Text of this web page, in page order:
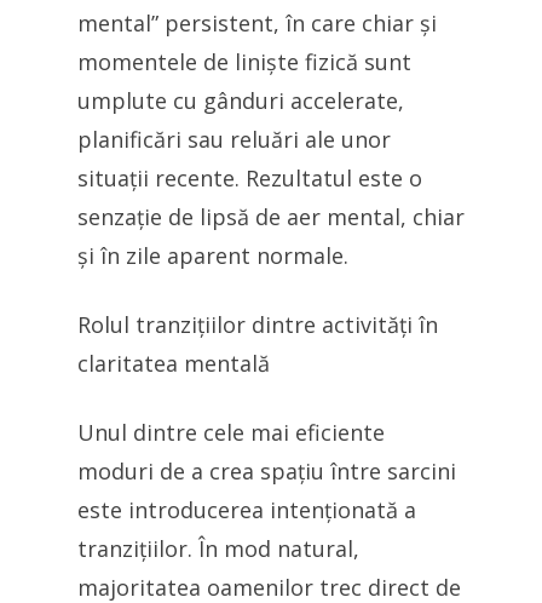
mental” persistent, în care chiar și
momentele de liniște fizică sunt
umplute cu gânduri accelerate,
planificări sau reluări ale unor
situații recente. Rezultatul este o
senzație de lipsă de aer mental, chiar
și în zile aparent normale.
Rolul tranzițiilor dintre activități în
claritatea mentală
Unul dintre cele mai eficiente
moduri de a crea spațiu între sarcini
este introducerea intenționată a
tranzițiilor. În mod natural,
majoritatea oamenilor trec direct de